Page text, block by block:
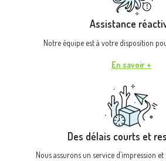
Assistance
Notre équipe est à votre disposition
En savoir +
Des délais courts et
Nous assurons un service d’impression